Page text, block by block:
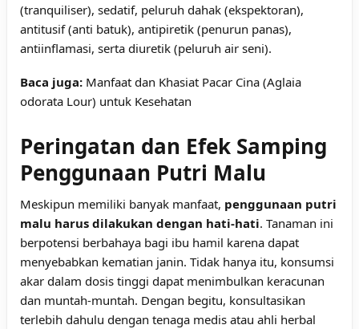
(tranquiliser), sedatif, peluruh dahak (ekspektoran),
antitusif (anti batuk), antipiretik (penurun panas),
antiinflamasi, serta diuretik (peluruh air seni).
Baca juga: Manfaat dan Khasiat Pacar Cina (Aglaia
odorata Lour) untuk Kesehatan
Peringatan dan Efek Samping
Penggunaan Putri Malu
Meskipun memiliki banyak manfaat, penggunaan putri
malu harus dilakukan dengan hati-hati. Tanaman ini
berpotensi berbahaya bagi ibu hamil karena dapat
menyebabkan kematian janin. Tidak hanya itu, konsumsi
akar dalam dosis tinggi dapat menimbulkan keracunan
dan muntah-muntah. Dengan begitu, konsultasikan
terlebih dahulu dengan tenaga medis atau ahli herbal